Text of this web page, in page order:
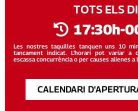
TOTS ELS
17:30h-
Les nostres taquilles tanquen uns 10
tancament indicat. L’horari pot variar a
escassa concurrència o per causes alienes a
CALENDARI